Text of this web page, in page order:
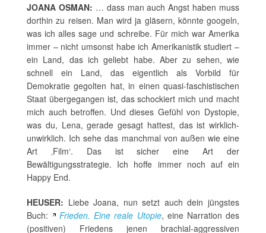
JOANA OSMAN: … dass man auch Angst haben muss
dorthin zu reisen. Man wird ja gläsern, könnte googeln,
was ich alles sage und schreibe. Für mich war Amerika
immer – nicht umsonst habe ich Amerikanistik studiert –
ein Land, das ich geliebt habe. Aber zu sehen, wie
schnell ein Land, das eigentlich als Vorbild für
Demokratie gegolten hat, in einen quasi-faschistischen
Staat übergegangen ist, das schockiert mich und macht
mich auch betroffen. Und dieses Gefühl von Dystopie,
was du, Lena, gerade gesagt hattest, das ist wirklich-
unwirklich. Ich sehe das manchmal von außen wie eine
Art ‚Film‘. Das ist sicher eine Art der
Bewältigungsstrategie. Ich hoffe immer noch auf ein
Happy End.
HEUSER: Liebe Joana, nun setzt auch dein jüngstes
Buch:
Frieden. Eine reale Utopie, eine Narration des
(positiven) Friedens jenen brachial-aggressiven